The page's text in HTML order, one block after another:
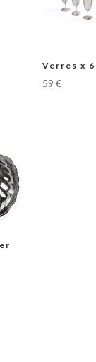
Verres x
59€